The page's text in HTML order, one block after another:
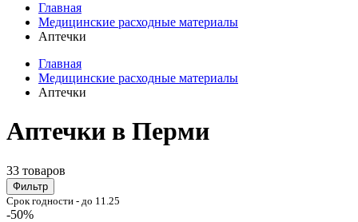
Главная
Медицинские расходные материалы
Аптечки
Главная
Медицинские расходные материалы
Аптечки
Аптечки в Перми
33 товаров
Фильтр
Срок годности - до 11.25
-50%